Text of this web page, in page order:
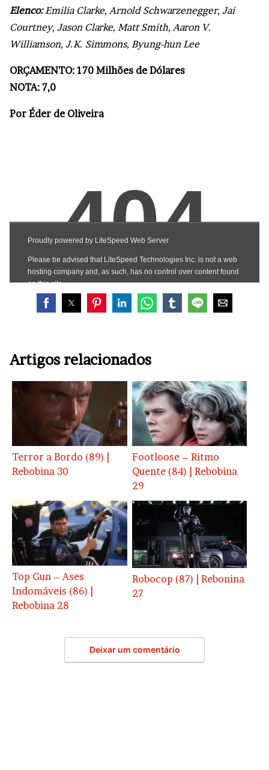
Elenco:Emilia Clarke, Arnold Schwarzenegger, Jai
Courtney, Jason Clarke, Matt Smith, Aaron V.
Williamson, J.K. Simmons, Byung-hun Lee
ORÇAMENTO: 170 Milhões de Dólares
NOTA: 7,0
Por Éder de Oliveira
Artigos relacionados
Terror a Bordo (89) |
Rebobina 30
Footloose – Ritmo
Quente (84) | Rebobina
29
Top Gun – Ases
Indomáveis (86) |
Rebobina 28
Robocop (87) | Rebonina
27
Deixar um comentário